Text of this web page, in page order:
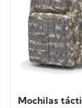
Mochilas